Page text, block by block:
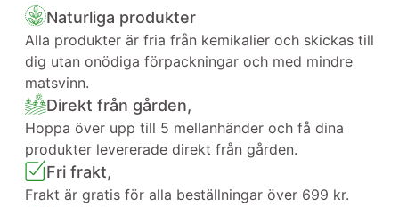
Naturliga produkter
Alla produkter är fria från kemikalier och skickas till
dig utan onödiga förpackningar och med mindre
matsvinn.
Direkt från gården,
Hoppa över upp till 5 mellanhänder och få dina
produkter levererade direkt från gården.
Fri frakt,
Frakt är gratis för alla beställningar över 699 kr.